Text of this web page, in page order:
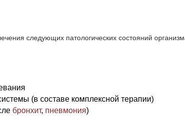
следующих патологических состояний
(в составе комплексной терапии)
бронхит, пневмония)